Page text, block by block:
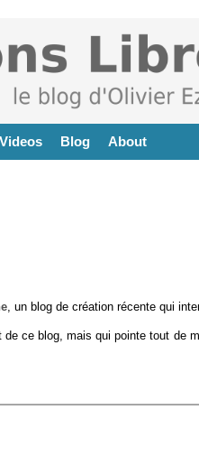
Videos Blog About
, un blog de création récente qui
ce blog, mais qui pointe tout de